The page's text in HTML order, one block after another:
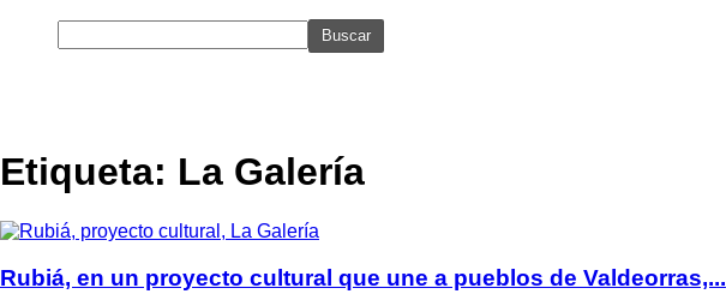
Etiqueta: La Galería
Rubiá, en un proyecto cultural que une a pueblos de Valdeorras,...